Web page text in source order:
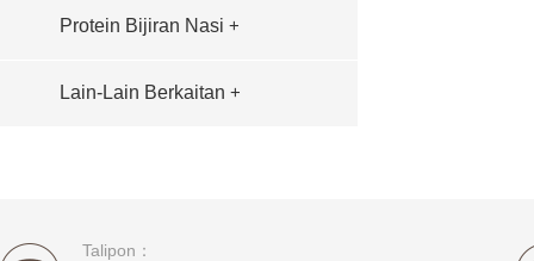
Protein Bijiran Nasi +
Lain-Lain Berkaitan +
Talipon：